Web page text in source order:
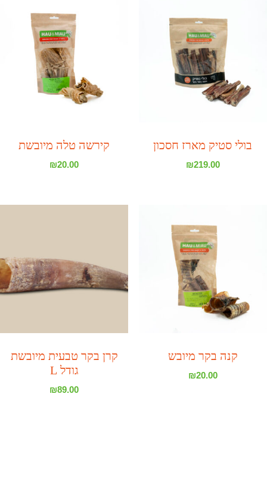
בולי סטיק מארז חסכון
₪219.00
קירשה טלה מיובשת
₪20.00
קנה בקר מיובש
₪20.00
קרן בקר טבעית מיובשת
גודל L
₪89.00